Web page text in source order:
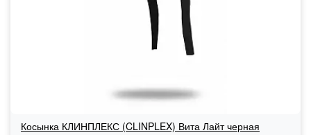
Косынка КЛИНПЛЕКС (CLINPLEX) Вита Лайт черная